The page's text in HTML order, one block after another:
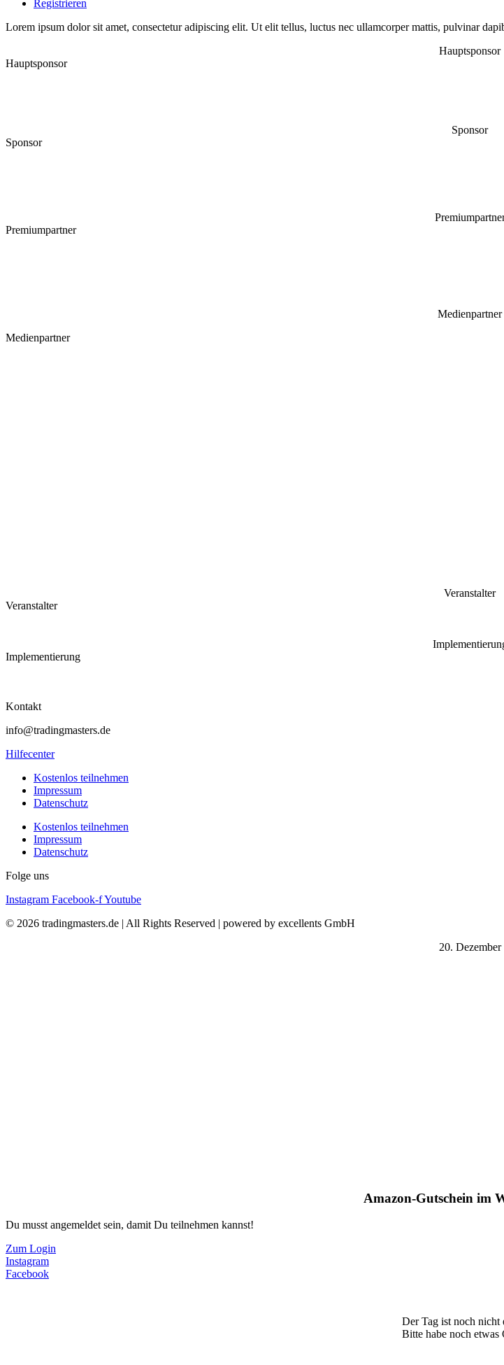
Registrieren
Lorem ipsum dolor sit amet, consectetur adipiscing elit. Ut elit tellus, luctus nec ullamcorper mattis, pulvinar
Hauptsponsor
Hauptsponsor
Sponsor
Sponsor
Premiumpartner
Medienpartner
Medienpartner
Veranstalter
Veranstalter
Implementierung
Kontakt
info@tradingmasters.de
Hilfecenter
Kostenlos teilnehmen
Impressum
Datenschutz
Kostenlos teilnehmen
Impressum
Datenschutz
Folge uns
Instagram Facebook-fYoutube
© 2026 tradingmasters.de | All Rights Reserved | powered by excellents GmbH
20. Dezember
Amazon-Gutschein im
Du musst angemeldet sein, damit Du teilnehmen kannst!
Zum Login
Instagram
Facebook
Der Tag ist noch nicht
Bitte habe noch etwas